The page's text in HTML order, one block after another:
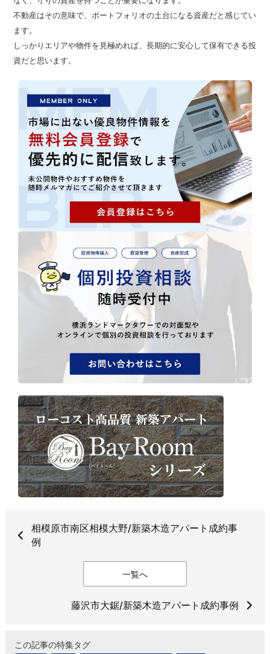
不動産はその意味で、ポートフォリオの土台になる資産だと感じてい
ます。
しっかりエリアや物件を見極めれば、長期的に安心して保有できる投
資だと思います。
相模原市南区相模大野/新築木造アパート成約事
例
一覧へ
藤沢市大鋸/新築木造アパート成約事例
この記事の特集タグ